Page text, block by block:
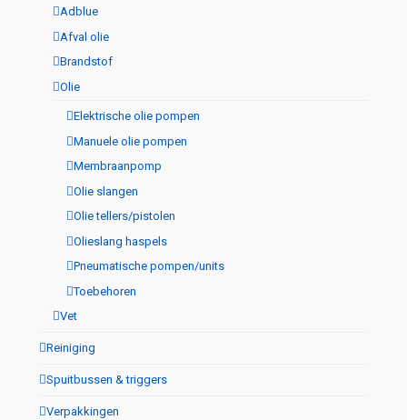
Adblue
Afval olie
Brandstof
Olie
Elektrische olie pompen
Manuele olie pompen
Membraanpomp
Olie slangen
Olie tellers/pistolen
Olieslang haspels
Pneumatische pompen/units
Toebehoren
Vet
Reiniging
Spuitbussen & triggers
Verpakkingen